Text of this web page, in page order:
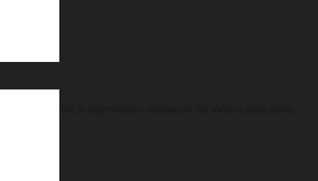
imprescindible la supervisión e indicación del médico especialista